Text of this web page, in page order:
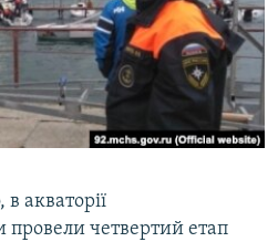
акваторії
провели четвертий етап